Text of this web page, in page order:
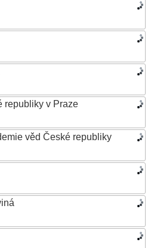
republiky v Praze
věd České republiky